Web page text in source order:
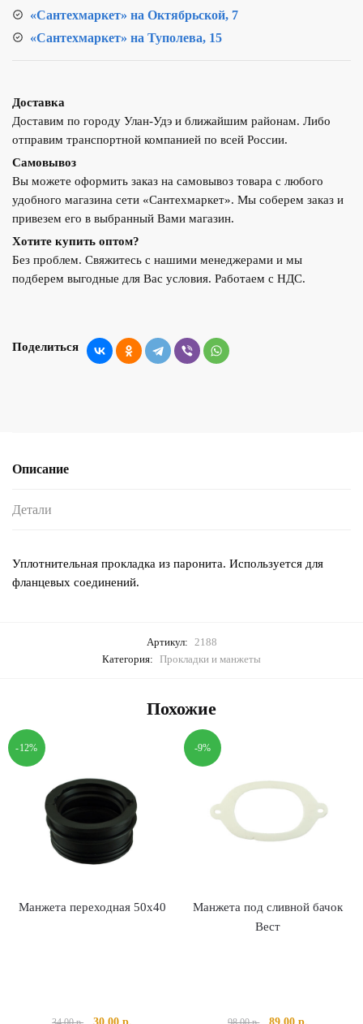
«Сантехмаркет» на Октябрьской, 7
«Сантехмаркет» на Туполева, 15
Доставка
Доставим по городу Улан-Удэ и ближайшим районам. Либо
отправим транспортной компанией по всей России.
Самовывоз
Вы можете оформить заказ на самовывоз товара с любого
удобного магазина сети «Сантехмаркет». Мы соберем заказ и
привезем его в выбранный Вами магазин.
Хотите купить оптом?
Без проблем. Свяжитесь с нашими менеджерами и мы
подберем выгодные для Вас условия. Работаем с НДС.
Поделиться
Описание
Детали
Уплотнительная прокладка из паронита. Используется для
фланцевых соединений.
Артикул:
2188
Категория: Прокладки и манжеты
Похожие
-12%
Манжета переходная 50х40
Первоначальная
-9%
Манжета под сливной бачок
Вест
Первоначальная